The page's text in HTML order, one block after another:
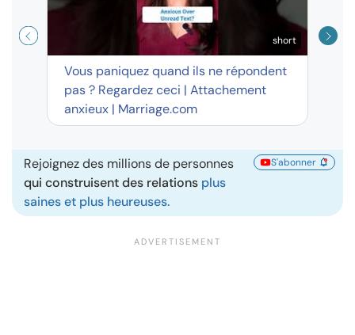
short
Vous paniquez quand ils ne répondent
pas ? Regardez ceci | Attachement
anxieux | Marriage.com
Rejoignez des millions de personnes
qui construisent des relations plus
saines et plus heureuses.
S'abonner